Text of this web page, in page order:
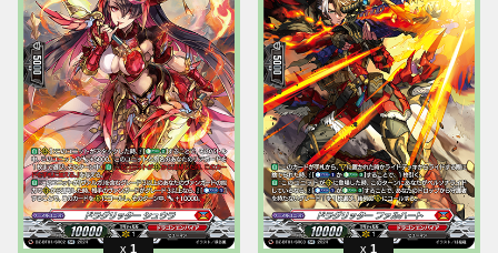
1 1